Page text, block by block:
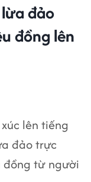
đảo
đồng lên
lên tiếng
đảo trực
đồng từ người